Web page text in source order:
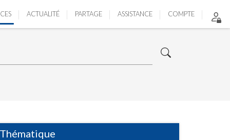
ACTUALITÉ PARTAGE ASSISTANCE COMPTE
Thématique